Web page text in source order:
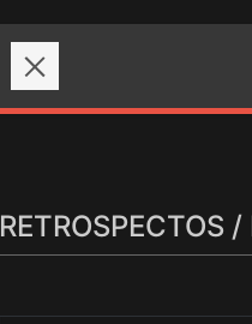
RETROSPECTOS